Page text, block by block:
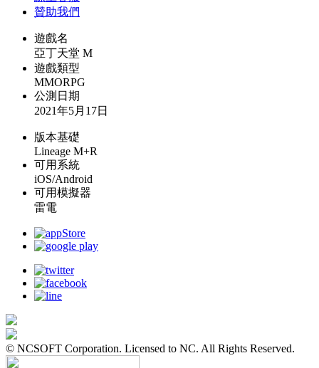
贊助我們
遊戲名
亞丁天堂 M
遊戲類型
MMORPG
公測日期
2021年5月17日
版本基礎
Lineage M+R
可用系統
iOS/Android
可用模擬器
雷電
© NCSOFT Corporation. Licensed to NC. All Rights Reserved.